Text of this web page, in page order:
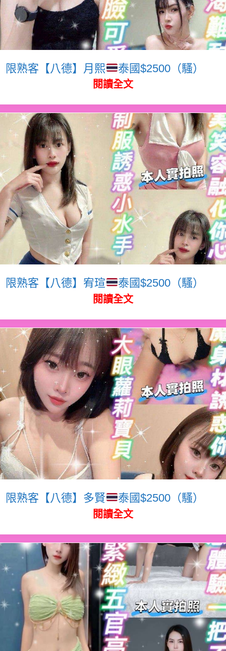
限熟客【八德】月熙 泰國$2500（騷）
閱讀全文
限熟客【八德】宥瑄 泰國$2500（騷）
閱讀全文
限熟客【八德】多賢 泰國$2500（騷）
閱讀全文